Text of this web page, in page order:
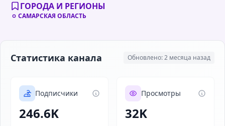
ГОРОДА И РЕГИОНЫ
САМАРСКАЯ ОБЛАСТЬ
Статистика канала Обновлено: 2 месяца назад
Подписчики
246.6K
Просмотры
32K